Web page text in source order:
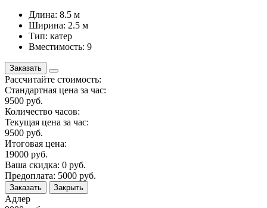
Длина: 8.5 м
Ширина: 2.5 м
Тип: катер
Вместимость: 9
Заказать
Рассчитайте стоимость:
Стандартная цена за час:
9500 руб.
Количество часов:
Текущая цена за час:
9500 руб.
Итоговая цена:
19000 руб.
Ваша скидка: 0 руб.
Предоплата: 5000 руб.
Заказать Закрыть
Адлер